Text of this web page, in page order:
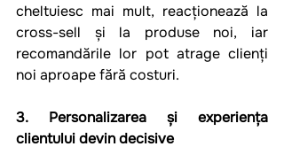
cheltuiesc mai mult, reacționează la
cross-sell și la produse noi, iar
recomandările lor pot atrage clienți
noi aproape fără costuri.
3. Personalizarea și experiența
clientului devin decisive